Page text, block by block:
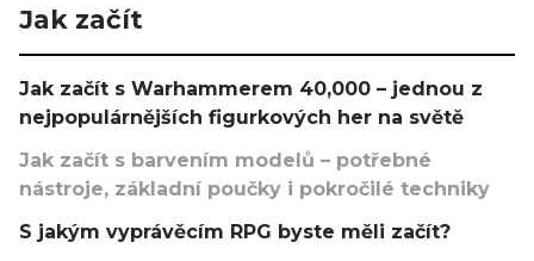
Jak začít
Jak začít s Warhammerem 40,000 – jednou z
nejpopulárnějších figurkových her na světě
Jak začít s barvením modelů – potřebné
nástroje, základní poučky i pokročilé techniky
S jakým vyprávěcím RPG byste měli začít?